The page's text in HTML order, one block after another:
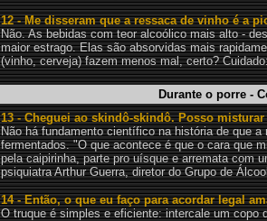
12 - Me disseram que a ressaca de vinho é a
Não. As bebidas com teor alcoólico mais alto -
maior estrago. Elas são absorvidas mais
(vinho, cerveja) fazem menos mal, certo?
Durante o porre -
13 - Cheguei ao skindô-skindô. Posso
Não há fundamento científico na história de que
fermentados. "O que acontece é que o cara que
pela caipirinha, parte pro uísque e arremata com
psiquiatra Arthur Guerra, diretor do Grupo de
14 - Então, o que eu faço para acordar legal
O truque é simples e eficiente: intercale um copo